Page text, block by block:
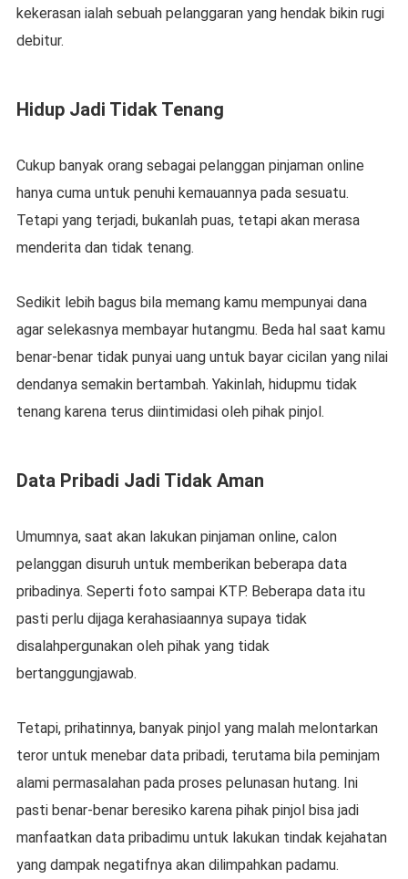
kekerasan ialah sebuah pelanggaran yang hendak bikin rugi
debitur.
Hidup Jadi Tidak Tenang
Cukup banyak orang sebagai pelanggan pinjaman online
hanya cuma untuk penuhi kemauannya pada sesuatu.
Tetapi yang terjadi, bukanlah puas, tetapi akan merasa
menderita dan tidak tenang.
Sedikit lebih bagus bila memang kamu mempunyai dana
agar selekasnya membayar hutangmu. Beda hal saat kamu
benar-benar tidak punyai uang untuk bayar cicilan yang nilai
dendanya semakin bertambah. Yakinlah, hidupmu tidak
tenang karena terus diintimidasi oleh pihak pinjol.
Data Pribadi Jadi Tidak Aman
Umumnya, saat akan lakukan pinjaman online, calon
pelanggan disuruh untuk memberikan beberapa data
pribadinya. Seperti foto sampai KTP. Beberapa data itu
pasti perlu dijaga kerahasiaannya supaya tidak
disalahpergunakan oleh pihak yang tidak
bertanggungjawab.
Tetapi, prihatinnya, banyak pinjol yang malah melontarkan
teror untuk menebar data pribadi, terutama bila peminjam
alami permasalahan pada proses pelunasan hutang. Ini
pasti benar-benar beresiko karena pihak pinjol bisa jadi
manfaatkan data pribadimu untuk lakukan tindak kejahatan
yang dampak negatifnya akan dilimpahkan padamu.